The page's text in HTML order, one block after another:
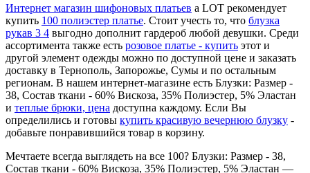
Интернет магазин шифоновых платьев a LOT рекомендует
купить 100 полиэстер платье. Стоит учесть то, что блузка
рукав 3 4 выгодно дополнит гардероб любой девушки. Среди
ассортимента также есть розовое платье - купить этот и
другой элемент одежды можно по доступной цене и заказать
доставку в Тернополь, Запорожье, Сумы и по остальным
регионам. В нашем интернет-магазине есть Блузки: Размер -
38, Состав ткани - 60% Вискоза, 35% Полиэстер, 5% Эластан
и теплые брюки, цена доступна каждому. Если Вы
определились и готовы купить красивую вечернюю блузку -
добавьте понравившийся товар в корзину.
Мечтаете всегда выглядеть на все 100? Блузки: Размер - 38,
Состав ткани - 60% Вискоза, 35% Полиэстер, 5% Эластан —